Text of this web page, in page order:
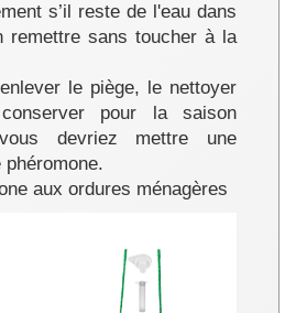
s’il reste de l'eau dans
remettre sans toucher à la
le piège, le nettoyer
pour la saison
devriez mettre une
phéromone.
aux ordures ménagères